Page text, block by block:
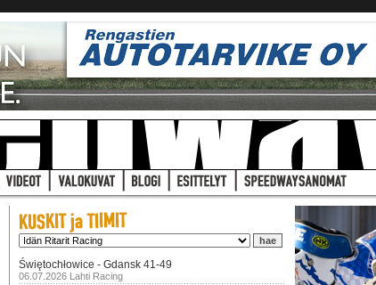
Świętochłowice - Gdansk 41-49
06.07.2026 Lahti Racing